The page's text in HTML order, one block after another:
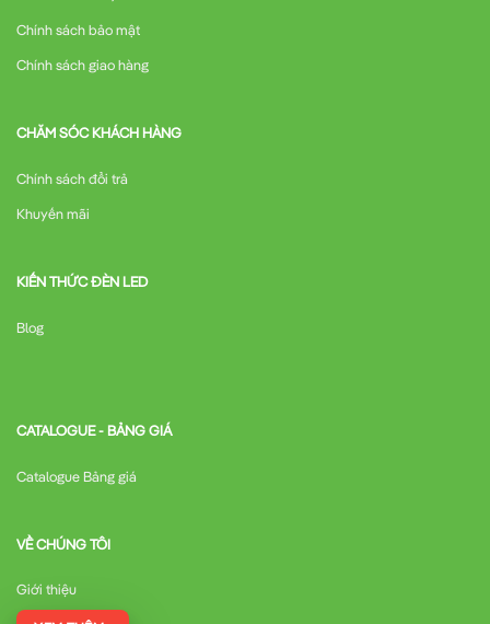
Chính sách bảo mật
Chính sách giao hàng
CHĂM SÓC KHÁCH HÀNG
Chính sách đổi trả
Khuyến mãi
KIẾN THỨC ĐÈN LED
Blog
CATALOGUE - BẢNG GIÁ
Catalogue Bảng giá
VỀ CHÚNG TÔI
Giới thiệu